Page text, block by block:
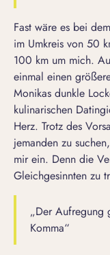
Fast wäre es bei
im Umkreis von 50
100 km um mich.
einmal einen
Monikas dunkle
kulinarischen
Herz. Trotz des
jemanden zu
mir ein. Denn die
Gleichgesinnten zu
„Der Aufregung
Komma“